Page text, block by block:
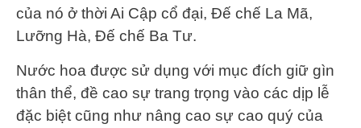
của nó ở thời Ai Cập cổ đại, Đế chế La Mã,
Lưỡng Hà, Đế chế Ba Tư.
Nước hoa được sử dụng với mục đích giữ gìn
thân thể, đề cao sự trang trọng vào các dịp lễ
đặc biệt cũng như nâng cao sự cao quý của